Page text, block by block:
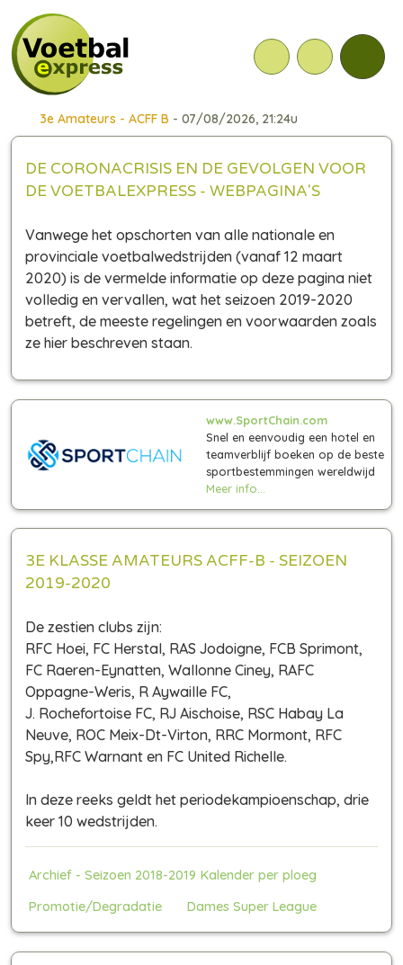
3e Amateurs - ACFF B - 07/08/2026, 21:24u
DE CORONACRISIS EN DE GEVOLGEN VOOR
DE VOETBALEXPRESS - WEBPAGINA'S
Vanwege het opschorten van alle nationale en
provinciale voetbalwedstrijden (vanaf 12 maart
2020) is de vermelde informatie op deze pagina niet
volledig en vervallen, wat het seizoen 2019-2020
betreft, de meeste regelingen en voorwaarden zoals
ze hier beschreven staan.
www.SportChain.com
Snel en eenvoudig een hotel en
teamverblijf boeken op de beste
sportbestemmingen wereldwijd
Meer info...
3E KLASSE AMATEURS ACFF-B - SEIZOEN
2019-2020
De zestien clubs zijn:
RFC Hoei, FC Herstal, RAS Jodoigne, FCB Sprimont,
FC Raeren-Eynatten, Wallonne Ciney, RAFC
Oppagne-Weris, R Aywaille FC,
J. Rochefortoise FC, RJ Aischoise, RSC Habay La
Neuve, ROC Meix-Dt-Virton, RRC Mormont, RFC
Spy,RFC Warnant en FC United Richelle.
In deze reeks geldt het periodekampioenschap, drie
keer 10 wedstrijden.
Archief - Seizoen 2018-2019 Kalender per ploeg
Promotie/Degradatie
Dames Super League